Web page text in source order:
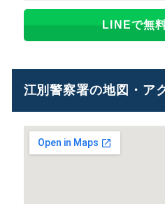
LINEで無
江別警察署の地図・ア